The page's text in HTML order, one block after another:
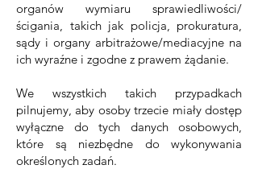
organów wymiaru sprawiedliwości/
ścigania, takich jak policja, prokuratura,
sądy i organy arbitrażowe/mediacyjne na
ich wyraźne i zgodne z prawem żądanie.
We wszystkich takich przypadkach
pilnujemy, aby osoby trzecie miały dostęp
wyłączne do tych danych osobowych,
które są niezbędne do wykonywania
określonych zadań.